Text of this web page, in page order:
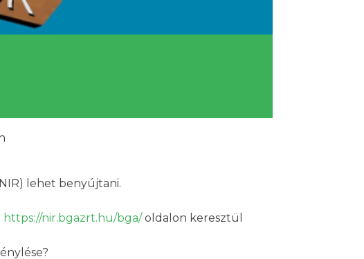
lehet benyújtani.
https://nir.bgazrt.hu/bga/oldalon keresztül